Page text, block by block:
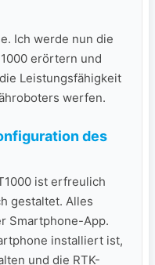
Ich werde nun die
⁢erörtern und
Leistungsfähigkeit
werfen.
des
ist erfreulich
gestaltet. Alles
Smartphone-App.
installiert ist,⁣
und ‌die RTK-